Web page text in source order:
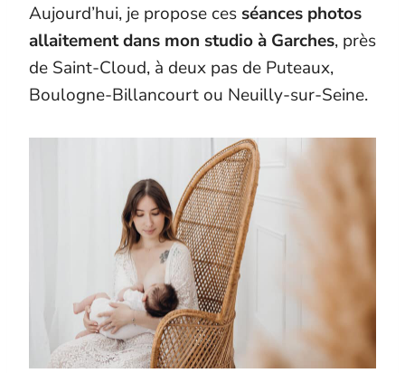
Aujourd’hui, je propose ces séances photos
allaitement dans mon studio à Garches, près
de Saint-Cloud, à deux pas de Puteaux,
Boulogne-Billancourt ou Neuilly-sur-Seine.